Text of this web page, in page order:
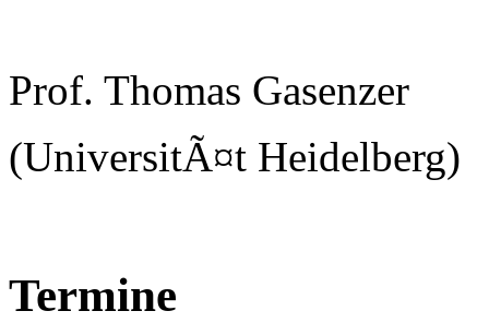
Prof. Thomas Gasenzer
(UniversitÃ¤t Heidelberg)
Termine